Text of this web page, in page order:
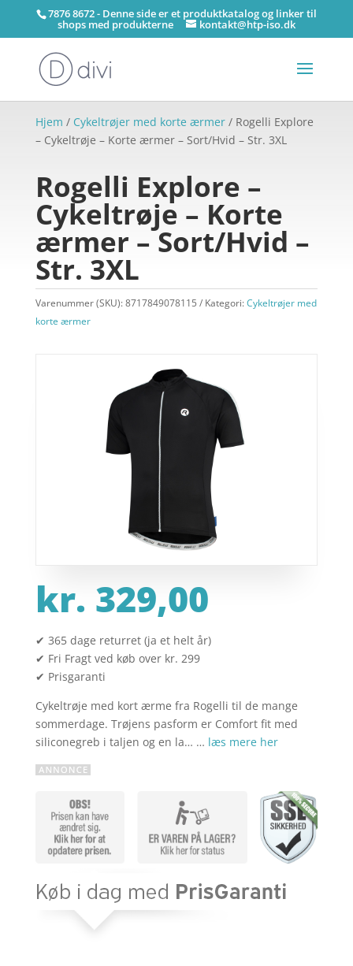
7876 8672 - Denne side er et produktkatalog og linker til
shops med produkterne kontakt@htp-iso.dk
Hjem / Cykeltrøjer med korte ærmer/ Rogelli Explore
– Cykeltrøje – Korte ærmer – Sort/Hvid – Str. 3XL
Rogelli Explore –
Cykeltrøje – Korte
ærmer – Sort/Hvid –
Str. 3XL
Varenummer (SKU):8717849078115 Kategori:Cykeltrøjer med
korte ærmer
kr. 329,00
✔ 365 dage returret (ja et helt år)
✔ Fri Fragt ved køb over kr. 299
✔ Prisgaranti
Cykeltrøje med kort ærme fra Rogelli til de mange
sommerdage. Trøjens pasform er Comfort fit med
siliconegreb i taljen og en la… … læs mere her